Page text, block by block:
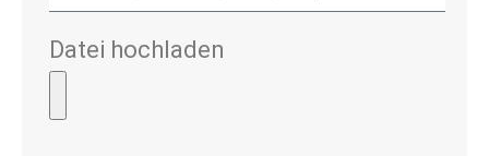
Datei hochladen